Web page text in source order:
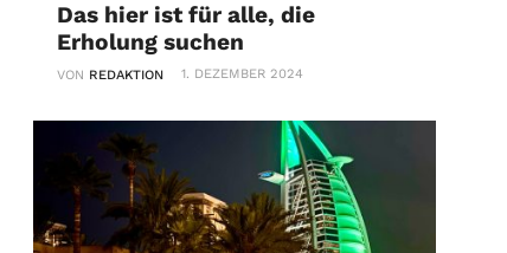
Das hier ist für alle, die
Erholung suchen
VON REDAKTION 1. DEZEMBER 2024